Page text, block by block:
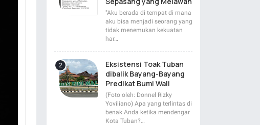
"Aku berada di tempat di mana
aku bisa menjadi seorang yang
tidak menemukan kekuatan
har…
Eksistensi Toak Tuban
dibalik Bayang-Bayang
Predikat Bumi Wali
(Foto oleh: Donnel Rizky
Yoviliano) Apa yang terlintas di
benak Anda ketika mendengar
Kota Tuban?…